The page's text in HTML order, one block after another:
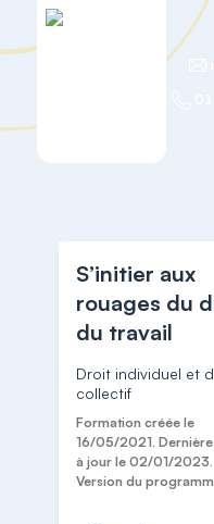
S’initier aux
rouages du
du travail
Droit individuel et
collectif
Formation créée le
16/05/2021.
à jour le 02/01/2023.
Version du